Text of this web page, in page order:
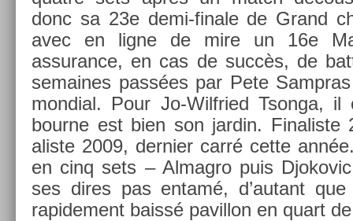
donc sa 23e demi-finale de Grand
avec en ligne de mire un 16e
assurance, en cas de succès, de
semaines passées par Pete
mon­di­al. Pour Jo-Wilfried Tson­ga,
bour­ne est bien son jar­din.
alis­te 2009, de­rni­er carré cette
en cinq sets – Al­mag­ro puis Djokovic
ses dires pas entamé, d’autant
rapide­ment baissé pavil­lon en quart